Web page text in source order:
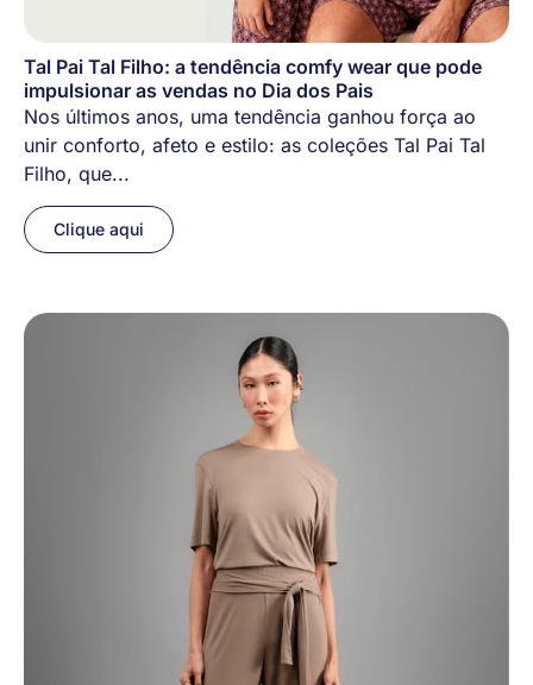
Tal Pai Tal Filho: a tendência comfy wear que pode
impulsionar as vendas no Dia dos Pais
Nos últimos anos, uma tendência ganhou força ao
unir conforto, afeto e estilo: as coleções Tal Pai Tal
Filho, que...
Clique aqui